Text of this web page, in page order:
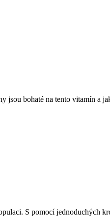
bohaté na tento vitamín a
S pomocí jednoduchých